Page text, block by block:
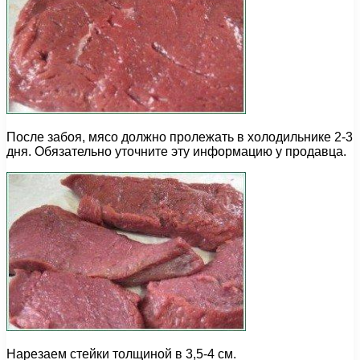
После забоя, мясо должно пролежать в холодильнике 2-3
дня. Обязательно уточните эту информацию у продавца.
Нарезаем стейки толщиной в 3,5-4 см.